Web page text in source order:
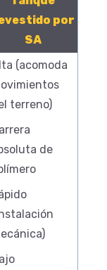
por
SA
(acomoda
terreno)
de